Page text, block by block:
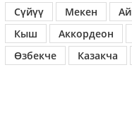
Сүйүү
Мекен
Кыш
Аккордеон
Өзбекче
Казакча